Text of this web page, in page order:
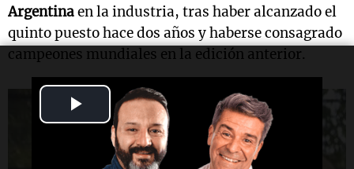
Play
Video
Argentinaen la industria, tras haber alcanzado el
quinto puesto hace dos años y haberse consagrado
campeones mundiales en la edición anterior.